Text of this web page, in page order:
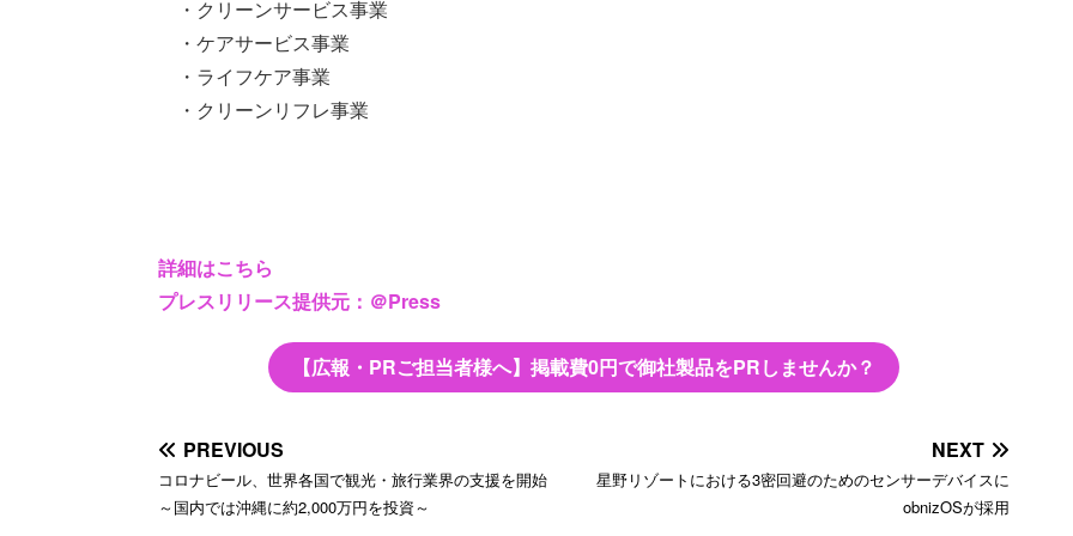
・クリーンサービス事業
・ケアサービス事業
・ライフケア事業
・クリーンリフレ事業
詳細はこちら
プレスリリース提供元：＠Press
【広報・PRご担当者様へ】掲載費0円で御社製品をPRしませんか？
PREVIOUS
コロナビール、世界各国で観光・旅行業界の支援を開始
～国内では沖縄に約2,000万円を投資～
NEXT
星野リゾートにおける3密回避のためのセンサーデバイスに
obnizOSが採用